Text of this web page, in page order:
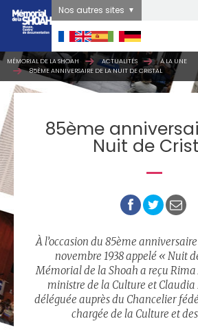
Nos autres sites
MÉMORIAL DE LA SHOAH ACTUALITÉS
À LA UNE
85ÈME ANNIVERSAIRE DE LA NUIT DE CRISTAL
85ème
Nuit de
À l’occasion du 85ème
novembre 1938 appelé « Nuit
Mémorial de la Shoah a reçu
ministre de la Culture et Claudia
déléguée auprès du Chancelier
chargée de la Culture et